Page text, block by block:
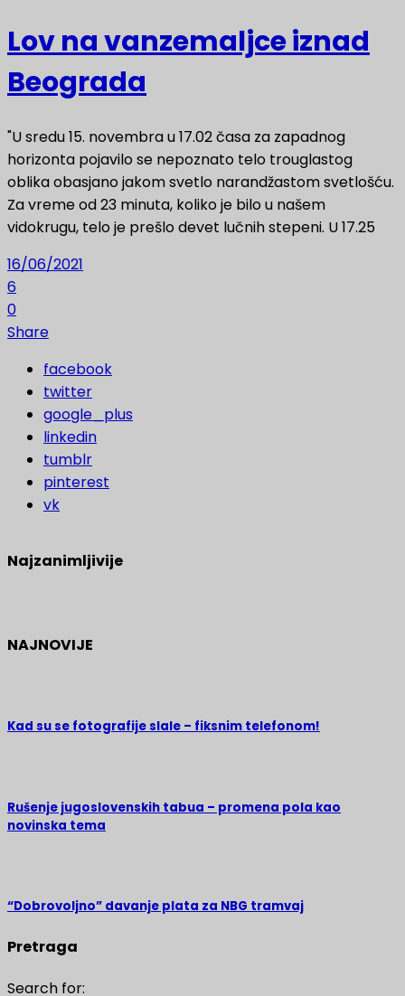
Lov na vanzemaljce iznad
Beograda
"U sredu 15. novembra u 17.02 časa za zapadnog
horizonta pojavilo se nepoznato telo trouglastog
oblika obasjano jakom svetlo narandžastom svetlošću.
Za vreme od 23 minuta, koliko je bilo u našem
vidokrugu, telo je prešlo devet lučnih stepeni. U 17.25
16/06/2021
6
0
Share
facebook
twitter
google_plus
linkedin
tumblr
pinterest
vk
Najzanimljivije
NAJNOVIJE
Kad su se fotografije slale – fiksnim telefonom!
Rušenje jugoslovenskih tabua – promena pola kao
novinska tema
“Dobrovoljno” davanje plata za NBG tramvaj
Pretraga
Search for: